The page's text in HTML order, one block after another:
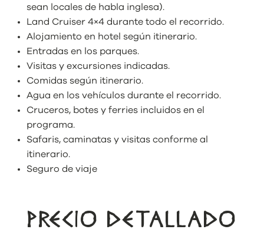
sean locales de habla inglesa).
Land Cruiser 4×4 durante todo el recorrido.
Alojamiento en hotel según itinerario.
Entradas en los parques.
Visitas y excursiones indicadas.
Comidas según itinerario.
Agua en los vehículos durante el recorrido.
Cruceros, botes y ferries incluidos en el
programa.
Safaris, caminatas y visitas conforme al
itinerario.
Seguro de viaje
PRECIO DETALLADO